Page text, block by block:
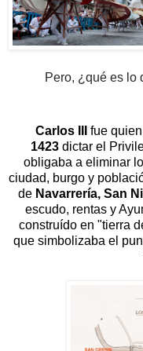
Pero, ¿qué es lo
Carlos III fuequien
1423 dictar el
obligaba a eliminar
ciudad, burgo y
de Navarrería, San
escudo, rentas y
construído en "tierra
que simbolizaba el